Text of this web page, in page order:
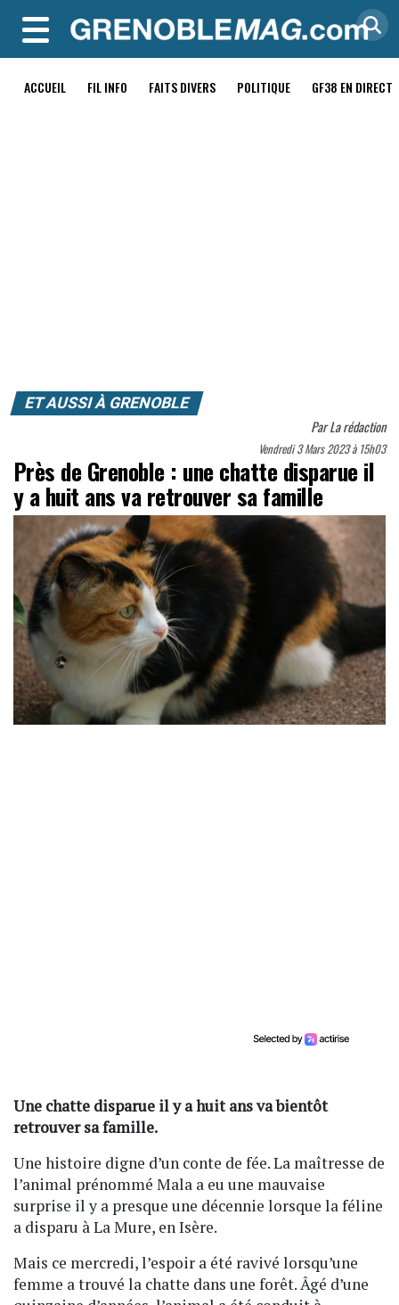
MENU
ACCUEIL FIL INFO FAITS DIVERS POLITIQUE GF38 EN DIRECT
ET AUSSI À GRENOBLE
ParLa rédaction
Vendredi 3 Mars 2023 à 15h03
Près de Grenoble : une chatte disparue il
y a huit ans va retrouver sa famille
Une chatte disparue il y a huit ans va bientôt
retrouver sa famille.
Une histoire digne d’un conte de fée. La maîtresse de
l’animal prénommé Mala a eu une mauvaise
surprise il y a presque une décennie lorsque la féline
a disparu à La Mure, en Isère.
Mais ce mercredi, l’espoir a été ravivé lorsqu’une
femme a trouvé la chatte dans une forêt. Âgé d’une